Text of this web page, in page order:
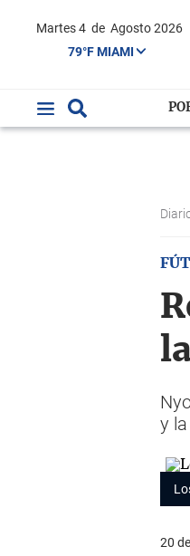
Martes 4 de Agosto 2026
79°F MIAMI
y
20